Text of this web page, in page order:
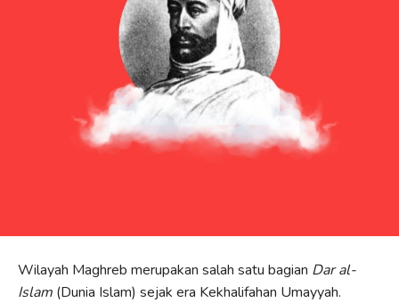
Wilayah Maghreb merupakan salah satu bagian Dar al-
Islam (Dunia Islam) sejak era Kekhalifahan Umayyah.